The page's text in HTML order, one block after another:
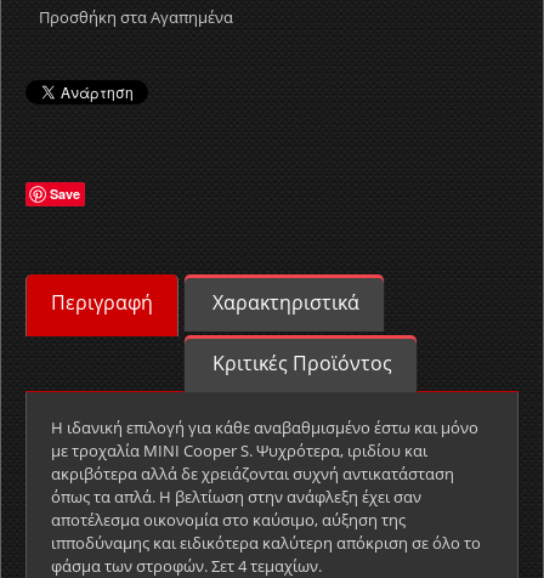
Προσθήκη στα Αγαπημένα
Save
Περιγραφή Χαρακτηριστικά
Κριτικές Προϊόντος
Η ιδανική επιλογή για κάθε αναβαθμισμένο έστω και μόνο
με τροχαλία MINI Cooper S. Ψυχρότερα, ιριδίου και
ακριβότερα αλλά δε χρειάζονται συχνή αντικατάσταση
όπως τα απλά. Η βελτίωση στην ανάφλεξη έχει σαν
αποτέλεσμα οικονομία στο καύσιμο, αύξηση της
ιπποδύναμης και ειδικότερα καλύτερη απόκριση σε όλο το
φάσμα των στροφών. Σετ 4 τεμαχίων.